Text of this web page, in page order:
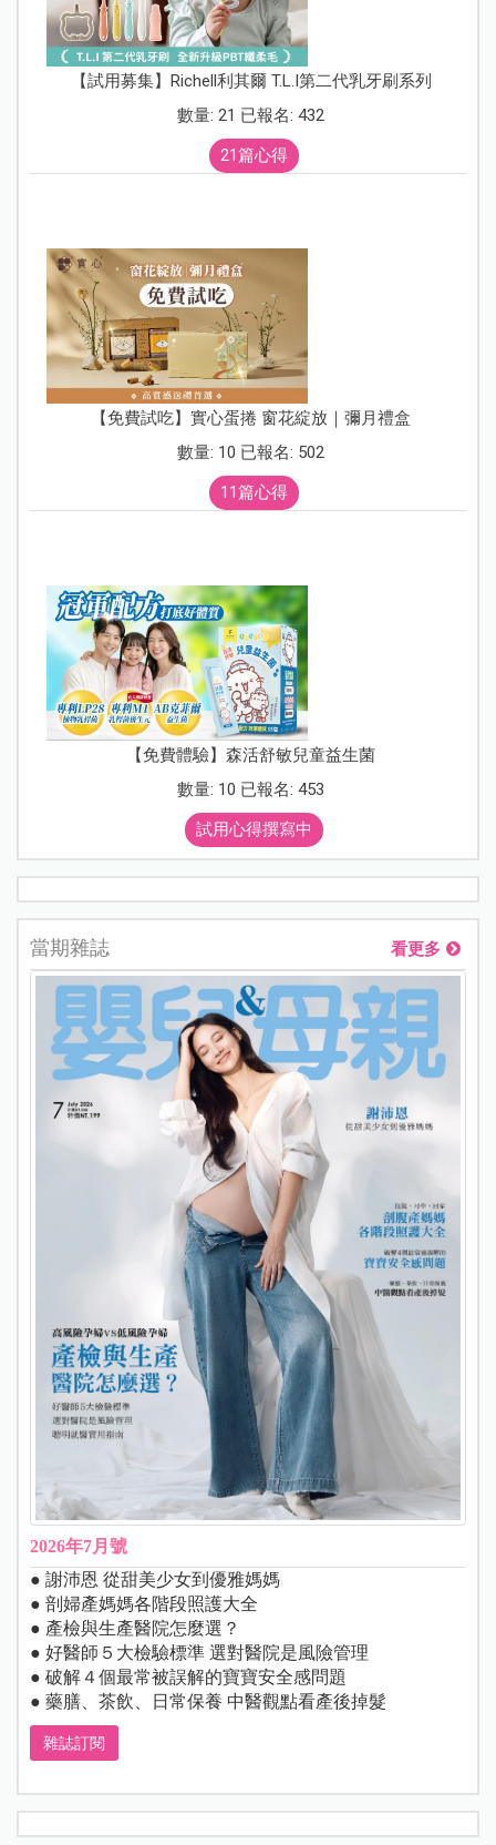
【試用募集】Richell利其爾 T.L.I第二代乳牙刷系列
數量: 21 已報名: 432
21篇心得
【免費試吃】實心蛋捲 窗花綻放｜彌月禮盒
數量: 10 已報名: 502
11篇心得
【免費體驗】森活舒敏兒童益生菌
數量: 10 已報名: 453
試用心得撰寫中
當期雜誌 看更多
2026年7月號
● 謝沛恩 從甜美少女到優雅媽媽
● 剖婦產媽媽各階段照護大全
● 產檢與生產醫院怎麼選？
● 好醫師５大檢驗標準 選對醫院是風險管理
● 破解４個最常被誤解的寶寶安全感問題
● 藥膳、茶飲、日常保養 中醫觀點看產後掉髮
雜誌訂閱